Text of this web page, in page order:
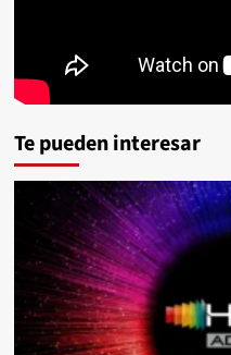
Te pueden interesar